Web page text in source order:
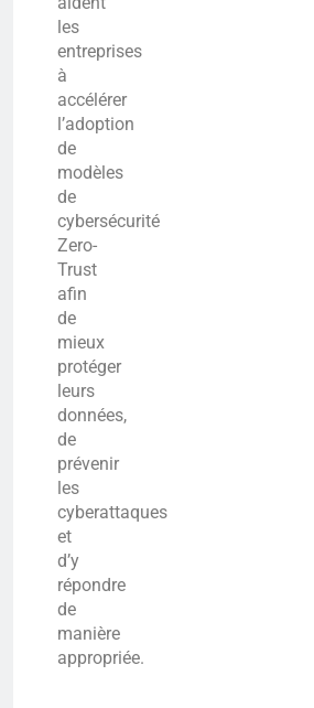
les
entreprises
à
accélérer
l’adoption
de
modèles
de
cybersécurité
Zero-
Trust
afin
de
mieux
protéger
leurs
données,
de
prévenir
les
cyberattaques
et
d’y
répondre
de
manière
appropriée.